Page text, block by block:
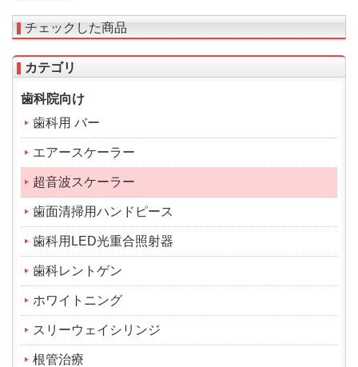
チェックした商品
カテゴリ
歯科院向け
歯科用 バー
エアースケーラー
超音波スケーラー
歯面清掃用ハンドピース
歯科用LED光重合照射器
歯科レントゲン
ホワイトニング
スリーウェイシリンジ
根管治療